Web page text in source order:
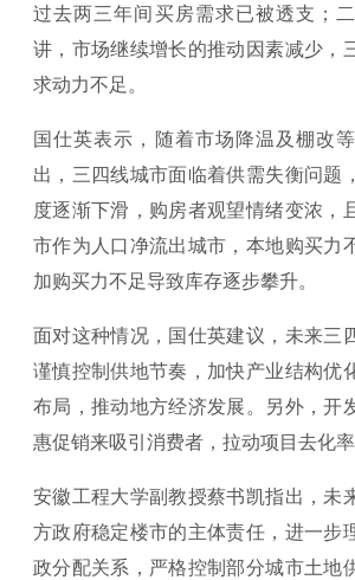
过去两三年间买房需求已被透支；
讲，市场继续增长的推动因素减少，
求动力不足。
国仕英表示，随着市场降温及棚改
出，三四线城市面临着供需失衡问题
度逐渐下滑，购房者观望情绪变浓，
市作为人口净流出城市，本地购买力
加购买力不足导致库存逐步攀升。
面对这种情况，国仕英建议，未来三
谨慎控制供地节奏，加快产业结构优
布局，推动地方经济发展。另外，开
惠促销来吸引消费者，拉动项目去化率
安徽工程大学副教授蔡书凯指出，未
方政府稳定楼市的主体责任，进一步
政分配关系，严格控制部分城市土地